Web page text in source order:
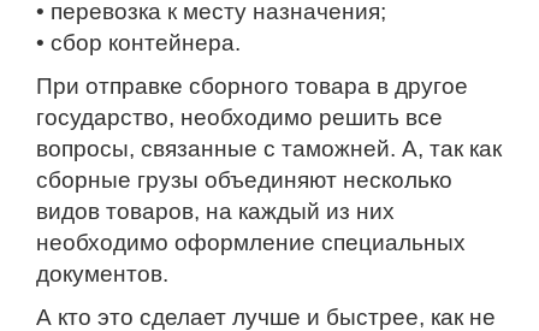
• перевозка к месту назначения;
• сбор контейнера.
При отправке сборного товара в другое
государство, необходимо решить все
вопросы, связанные с таможней. А, так как
сборные грузы объединяют несколько
видов товаров, на каждый из них
необходимо оформление специальных
документов.
А кто это сделает лучше и быстрее, как не